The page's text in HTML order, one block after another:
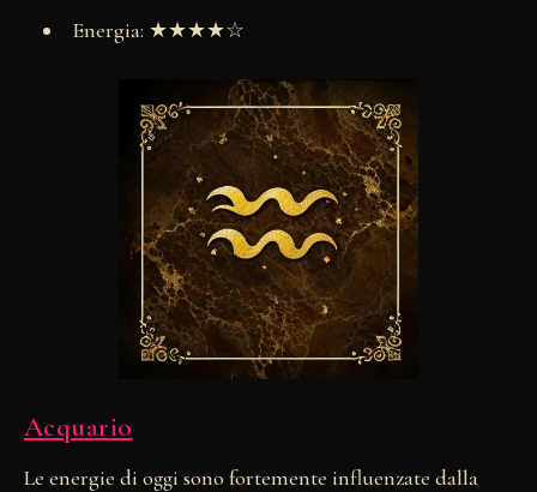
Energia: ★★★★☆
Acquario
Le energie di oggi sono fortemente influenzate dalla